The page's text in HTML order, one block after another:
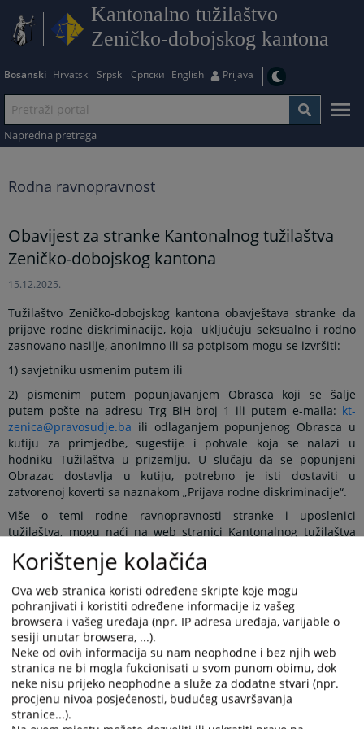
Kantonalno tužilaštvo
Zeničko-dobojskog kantona
Bosanski Hrvatski Srpski Српски English Prijava
Napredna pretraga
Rodna ravnopravnost
Obavijest za stranke Kantonalnog tužilaštva
Zeničko-dobojskog kantona
15.12.2025.
Tužilaštvo Zeničko-dobojskog kantona obavještava stranke da
prijave rodne diskriminacije, koja
uključuju seksualno i rodno
zasnovano nasilje, anonimno ili sa potpisom mogu se izvršiti:
1) savjetniku usmenim putem ili
2) pismenim putem popunjavanjem Obrasca koji se šalje
putem pošte na adresu Trg BiH broj 1 ili putem e-maila: kt-
zenica@pravosudje.ba ili odlaganjem popunjenog Obrasca u
kutiju za primjedbe, sugestije i pohvale koja se nalazi u
hodniku Tužilaštva u prizemlju. U slučaju da se popunjeni
Obrazac dostavlja u kutiju, potrebno je isti dostaviti u
zatvorenoj koverti sa naznakom „Prijava rodne diskriminacije“.
Više o temi rodne ravnopravnosti stranke i uposlenici
tužilaštva, mogu naći na web stranici Kantonalnog tužilaštva
Kantonalno tužilaštvo Zeničko-dobojskog kantona, kao i ostale
pravosudne institucije u Bosni i Hercegovini, implementira
Strategiju za unapređenje rodne ravnopravnosti.
Strategija za unapređenje rodne ravnopravnosti je usvojena od
strane VSTV BIH krajem oktobra 2020. godine, a tužilaštvo je
donijelo svoj Akcioni plan za provođenje strategije.
Radna grupa, koju je imenovao glavni tužilac Kantonalnog
tužilaštva Zeničko-dobojskog kantona je izradila Akcioni plan.
Korištenje kolačića
Ova web stranica koristi određene skripte koje mogu
pohranjivati i koristiti određene informacije iz vašeg
browsera i vašeg uređaja (npr. IP adresa uređaja, varijable o
sesiji unutar browsera, ...).
Neke od ovih informacija su nam neophodne i bez njih web
stranica ne bi mogla fukcionisati u svom punom obimu, dok
neke nisu prijeko neophodne a služe za dodatne stvari (npr.
procjenu nivoa posjećenosti, budućeg usavršavanja
stranice...).